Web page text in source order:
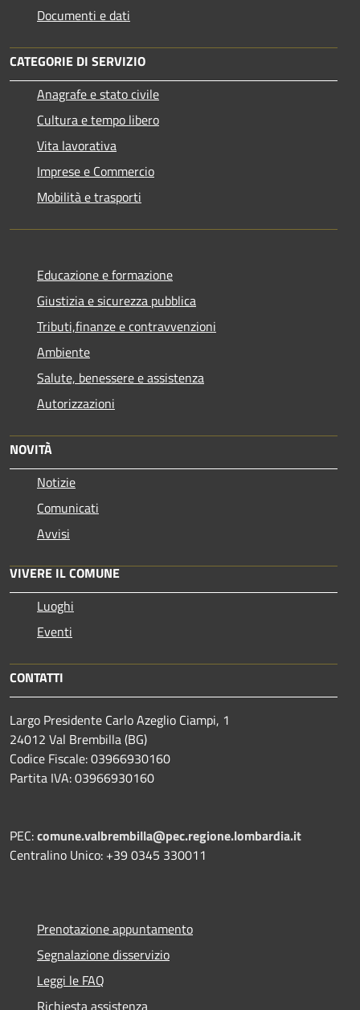
Documenti e dati
CATEGORIE DI SERVIZIO
Anagrafe e stato civile
Cultura e tempo libero
Vita lavorativa
Imprese e Commercio
Mobilità e trasporti
Educazione e formazione
Giustizia e sicurezza pubblica
Tributi,finanze e contravvenzioni
Ambiente
Salute, benessere e assistenza
Autorizzazioni
NOVITÀ
Notizie
Comunicati
Avvisi
VIVERE IL COMUNE
Luoghi
Eventi
CONTATTI
Largo Presidente Carlo Azeglio Ciampi, 1
24012 Val Brembilla (BG)
Codice Fiscale: 03966930160
Partita IVA: 03966930160
PEC:comune.valbrembilla@pec.regione.lombardia.it
Centralino Unico: +39 0345 330011
Prenotazione appuntamento
Segnalazione disservizio
Leggi le FAQ
Richiesta assistenza